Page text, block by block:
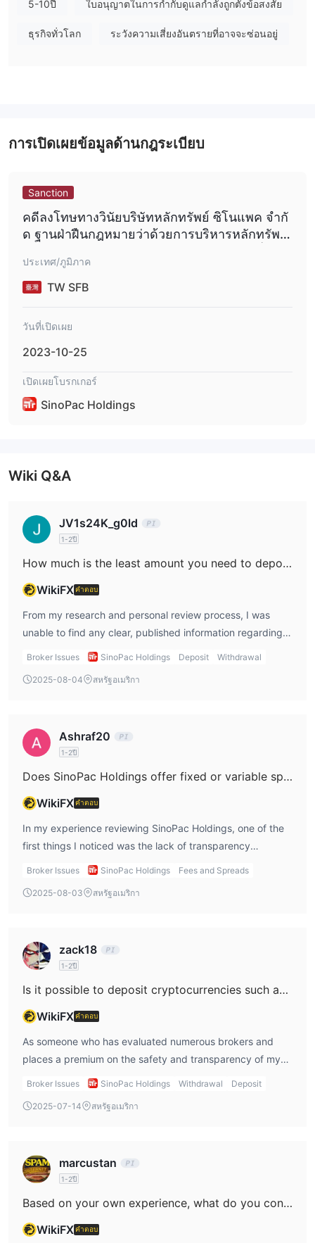
การให้บริการทางการ
5-10ปี ใบอนุญาตในการกำกับดูแลกำลังถูกตั้งข้อสงสัย
ธุรกิจทั่วโลก ระวังความเสี่ยงอันตรายที่อาจจะซ่อนอยู่
การเปิดเผยข้อมูลด้านกฎระเบียบ
Sanction
คดีลงโทษทางวินัยบริษัทหลักทรัพย์ ซิโนแพค จำกั
ด ฐานฝ่าฝืนกฎหมายว่าด้วยการบริหารหลักทรัพย์
0338098)
ประเทศ/ภูมิภาค
TW SFB
วันที่เปิดเผย
2023-10-25
เปิดเผยโบรกเกอร์
SinoPac Holdings
Wiki Q&A
JV1s24K_g0ld
1-2ปี
How much is the least amount you need to deposit to start a live trading account at SinoPac Holdings?
WikiFXคำตอบ
From my research and personal review process, I was
unable to find any clear, published information regarding
the minimum deposit required to open a live trading
around basic account-opening requirements is a
licenses according to public sources. In my experience,
reputable brokers will always provide detailed information
on minimum deposits, funding methods, and account
from the outset. Because SinoPac Holdings primarily
operates across various financial services—like banking,
securities, investment trusts, leasing, and venture capital
absence of clear trading-centric details such as minimum
deposit or trading platform options increases my
information, is to proceed extremely cautiously or look for
alternatives that offer greater clarity and stronger
regulatory protections. For now, without precise minimum
personally would not commit any funds to an account here
until full details are directly and transparently provided by
the company.
Broker Issues SinoPac Holdings Deposit Withdrawal
2025-08-04 สหรัฐอเมริกา
Ashraf20
1-2ปี
Does SinoPac Holdings offer fixed or variable spreads, and how do these spreads typically behave when there is significant market volatility due to news events?
WikiFXคำตอบ
In my experience reviewing SinoPac Holdings, one of the
first things I noticed was the lack of transparency
regarding trading conditions, including critical details such
SinoPac Holdings does not provide clear data on whether
features, fee structure, and trading conditions. This
absence of detail makes it impossible for me, or any
prospective trader, to accurately anticipate how their
significant news-driven market volatility. As a trader, I
know from experience that under regulated and reputable
brokers, spreads—whether fixed or variable—react in
predictability, but in extreme news situations, slippage or
requotes can still occur. Variable spreads, on the other
SinoPac Holdings on their operational model, and
considering their lack of regulation, I find myself unable to
rely on any assumptions regarding their spread behavior
flagged high-risk profile, I do not feel comfortable
Broker Issues SinoPac Holdings Fees and Spreads
2025-08-03 สหรัฐอเมริกา
zack18
1-2ปี
Is it possible to deposit cryptocurrencies such as Bitcoin or USDT into my SinoPac Holdings account?
WikiFXคำตอบ
As someone who has evaluated numerous brokers and
places a premium on the safety and transparency of my
trading capital, I approach SinoPac Holdings with
a significant lack of disclosed detail regarding SinoPac
published information only lists traditional financial
services—banking, securities, investment trusts, leasing,
and venture capital—with no reference to support for
oversight is a red flag for me, especially when dealing with
Broker Issues SinoPac Holdings Withdrawal Deposit
2025-07-14 สหรัฐอเมริกา
marcustan
1-2ปี
Based on your own experience, what do you consider the three biggest benefits of working with SinoPac Holdings?
WikiFXคำตอบ